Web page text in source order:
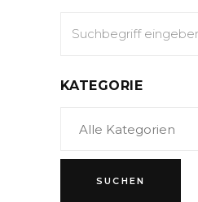
KATEGORIE